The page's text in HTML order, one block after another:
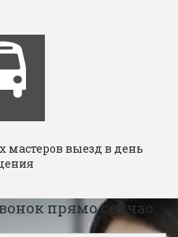
выезд в день
прямо сейчас